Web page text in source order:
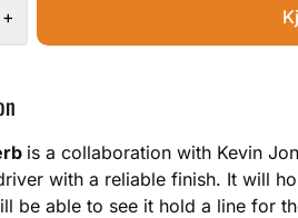
+
is a collaboration with Kevin
with a reliable finish. It will
be able to see it hold a line for